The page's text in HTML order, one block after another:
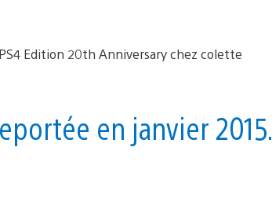
en janvier 2015.